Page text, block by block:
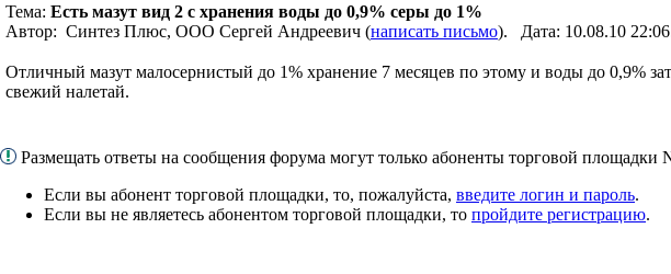
Тема: Есть мазут вид 2 с хранения воды до 0,9% серы до 1%
Автор: Синтез Плюс, ООО Сергей Андреевич (написать письмо). Дата: 10.08.10
Отличный мазут малосернистый до 1% хранение 7 месяцев по этому и воды до 0,9%
свежий налетай.
Размещать ответы на сообщения форума могут только абоненты торговой площадки
Если вы абонент торговой площадки, то, пожалуйста, введите логин и пароль.
Если вы не являетесь абонентом торговой площадки, то пройдите регистрацию.